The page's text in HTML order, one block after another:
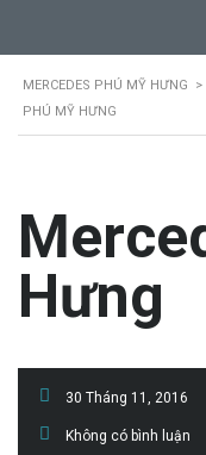
MERCEDES PHÚ MỸ HƯNG >
PHÚ MỸ HƯNG
Hưng
30 Tháng 11, 2016
Không có bình luận